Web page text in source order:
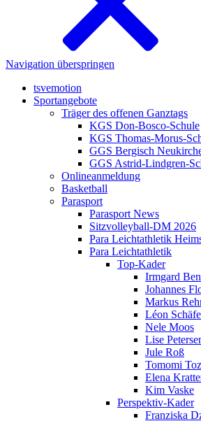
Navigation überspringen
tsvemotion
Sportangebote
Träger des offenen Ganztags
KGS Don-Bosco-Schule
KGS Thomas-Morus-
GGS Bergisch
GGS Astrid-Lindgren-
Onlineanmeldung
Basketball
Parasport
Parasport News
Sitzvolleyball-DM 2026
Para Leichtathletik
Para Leichtathletik
Top-Kader
Irmgard
Johannes
Markus
Léon
Nele Moos
Lise
Jule Roß
Tomomi
Elena
Kim Vaske
Perspektiv-Kader
Franziska